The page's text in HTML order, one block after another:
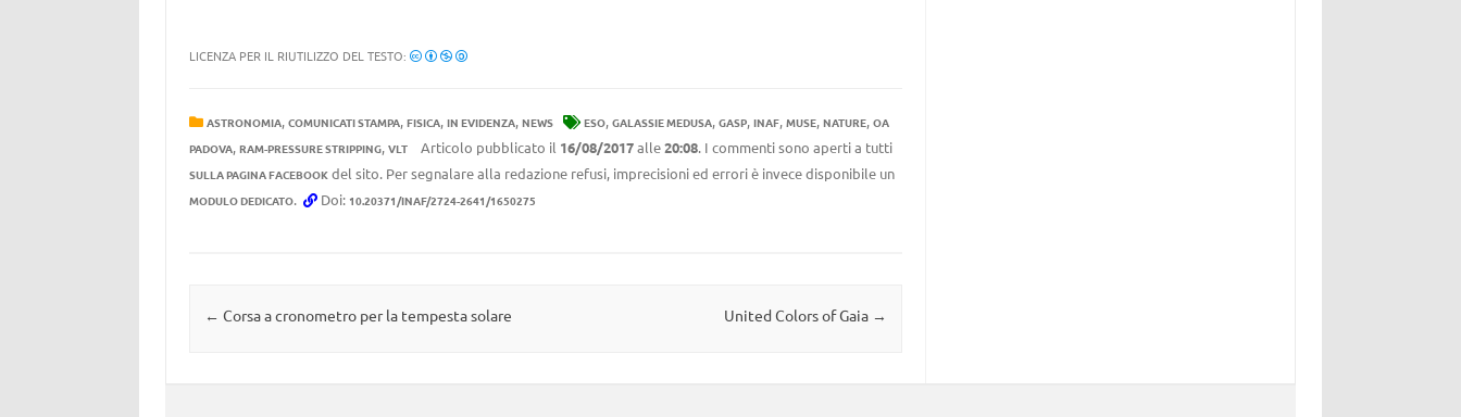
LICENZA PER IL RIUTILIZZO DEL TESTO:
ASTRONOMIA, COMUNICATI STAMPA, FISICA, IN EVIDENZA, NEWS ESO, GALASSIE MEDUSA, GASP, INAF, MUSE, NATURE, OA
PADOVA, RAM-PRESSURE STRIPPING, VLT Articolo pubblicato il 16/08/2017alle20:08. I commenti sono aperti a tutti
SULLA PAGINA FACEBOOKdel sito. Per segnalare alla redazione refusi, imprecisioni ed errori è invece disponibile un
MODULO DEDICATO. Doi: 10.20371/INAF/2724-2641/1650275
Navigazione articolo
← Corsa a cronometro per la tempesta solare United Colors of Gaia →